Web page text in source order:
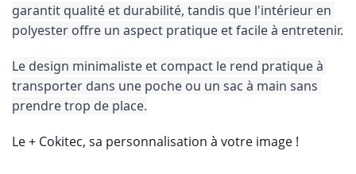
garantit qualité et durabilité, tandis que l'intérieur en
polyester offre un aspect pratique et facile à entretenir.
Le design minimaliste et compact le rend pratique à
transporter dans une poche ou un sac à main sans
prendre trop de place.
Le + Cokitec, sa personnalisation à votre image !